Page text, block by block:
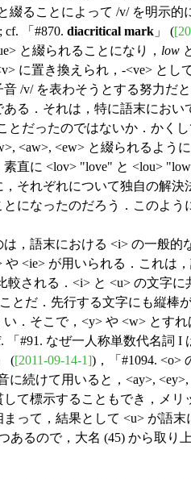
綴ることによって /v/ を明示
cf. 「#870. diacritical mark 」 (
と綴られることになり， low
に置き換えられ，-<ve> とし
/v/ を表わそうとする努力だ
る．それは，特に語末にお
とだったのではないか．かく
<aw>, <ew> と綴られるよう
直に <lov> "love" と <lou>
それぞれについて独自の解決
になったのだろう．このよ
，語末における <i> の一般的
や <ie> が用いられる．これは
較される．<i> と <u> の文字
とだ．先行する文字にも縦棒
．そこで，<y> や <w> とす
「#91. なぜ一人称単数代名詞 I
([2011-09-14-1])，「#1094. <o>
に続けて用いると，<ay>,
て標示することもでき，メリ
って，結果として <u> が語
あるので，大名 (45) から取り